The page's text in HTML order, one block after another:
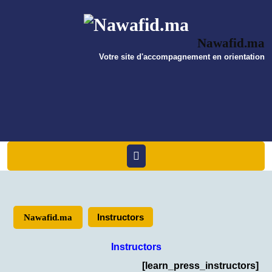
Nawafid.ma
Votre site d'accompagnement en orientation
Nawafid.ma Instructors
Instructors
[learn_press_instructors]